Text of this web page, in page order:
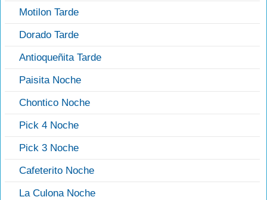
Motilon Tarde
Dorado Tarde
Antioqueñita Tarde
Paisita Noche
Chontico Noche
Pick 4 Noche
Pick 3 Noche
Cafeterito Noche
La Culona Noche